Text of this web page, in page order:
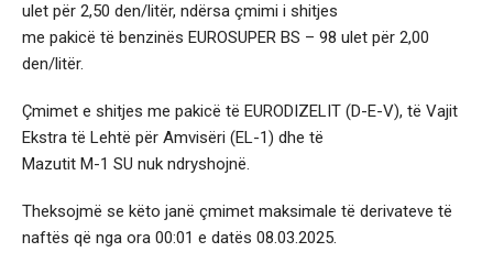
ulet për 2,50 den/litër, ndërsa çmimi i shitjes
me pakicë të benzinës EUROSUPER BS – 98 ulet për 2,00
den/litër.
Çmimet e shitjes me pakicë të EURODIZELIT (D-E-V), të Vajit
Ekstra të Lehtë për Amvisëri (EL-1) dhe të
Mazutit M-1 SU nuk ndryshojnë.
Theksojmë se këto janë çmimet maksimale të derivateve të
naftës që nga ora 00:01 e datës 08.03.2025.